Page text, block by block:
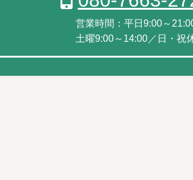
営業時間：平日9:00～
土曜9:00～14:00／日・祝